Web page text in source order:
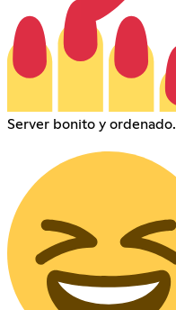
Server bonito y ordenado.